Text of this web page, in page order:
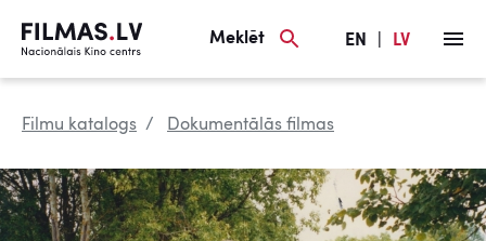
Meklēt EN LV
Filmu katalogs Dokumentālās filmas